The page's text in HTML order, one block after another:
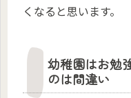
くなると思います。
幼稚園はお勉
のは間違い